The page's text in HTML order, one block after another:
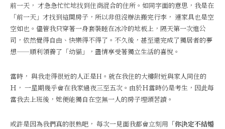
前一天， 才急急忙忙地找到住商混合的住所。如同字面的意思，我是在
「前一天」才找到這間房子，所以非但沒辦法搬完行李， 連家具也是空
空如也。儘管我只穿著一身套裝睡在冰冷的地板上，隔天第一次進公
司，依然覺得自由、快樂得不得了。不久後，甚至還完成了獨居者的夢
想——順利領養了「幼貓」，盡情享受著獨立生活的喜悅。
當時， 與我走得很近的人正是H。就在我住的大樓附近與家人同住的
Ｈ， 一星期幾乎會在我家過夜三至五次。由於Ｈ當時仍是考生，因此每
當我去上班後，她便能獨自在空無一人的房子埋頭苦讀。
或許是因為我們真的很熟吧， 每次一見面我都會立刻用 「你決定不結婚